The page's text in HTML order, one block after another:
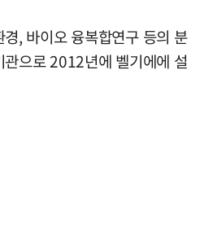
, 바이오 융복합연구 등의 분
으로 2012년에 벨기에에 설